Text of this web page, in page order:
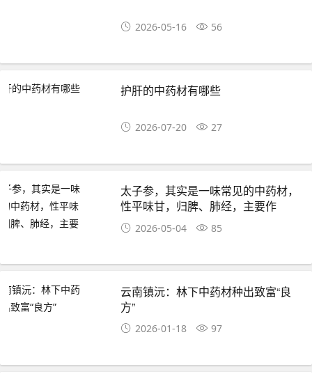
2026-05-16 56
护肝的中药材有哪些
2026-07-20 27
太子参，其实是一味常见的中药材，
性平味甘，归脾、肺经，主要作
2026-05-04 85
云南镇沅：林下中药材种出致富“良
方”
2026-01-18 97